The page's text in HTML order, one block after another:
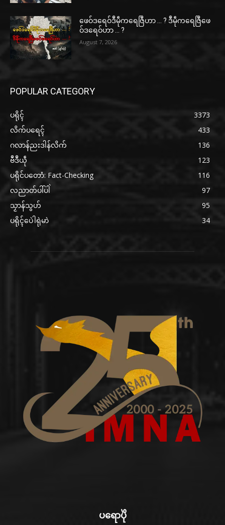
ဖေဝ်ဒရေဝ်ဒဳမဵုကရေဇြဳဟာ … ? ဒဳမဵုကရေဇြဳဖေ
ဝ်ဒရေဝ်ဟာ … ?
August 7, 2026
POPULAR CATEGORY
ပရိုၚ်
3373
လိက်ပရေၚ်
433
ဂလာန်ညးဒါန်လိက်
136
ဗဳဒဳယဵု
123
ပရိုင်ပတောံ: Fact-Checking
116
လညာတ်ပါ်ပါဲ
97
သၟာန်သွဟ်
95
ပရိုၚ်ပေဲါရုဲမာဲ
34
ပရောပိုဲ